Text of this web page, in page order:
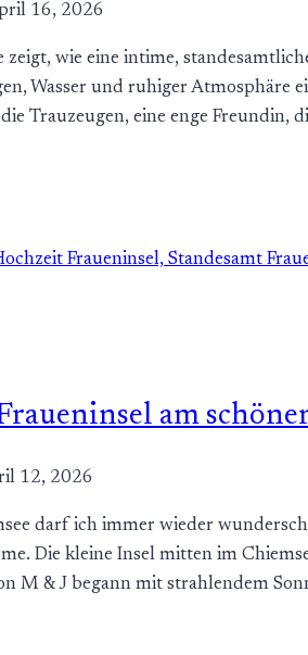
16, 2026
zeigt, wie eine intime,
Wasser und ruhiger
Trauzeugen, eine enge Freundin,
am
12, 2026
darf ich immer wieder
Die kleine Insel mitten im
M & J begann mit strahlendem